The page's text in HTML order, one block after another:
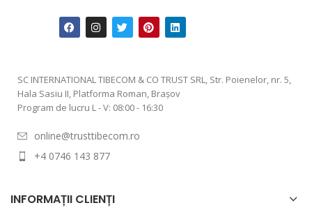
SC INTERNATIONAL TIBECOM & CO TRUST SRL, Str. Poienelor, nr. 5,
Hala Sasiu II, Platforma Roman, Braşov
Program de lucru L - V: 08:00 - 16:30
online@trusttibecom.ro
+4 0746 143 877
INFORMAȚII CLIENȚI